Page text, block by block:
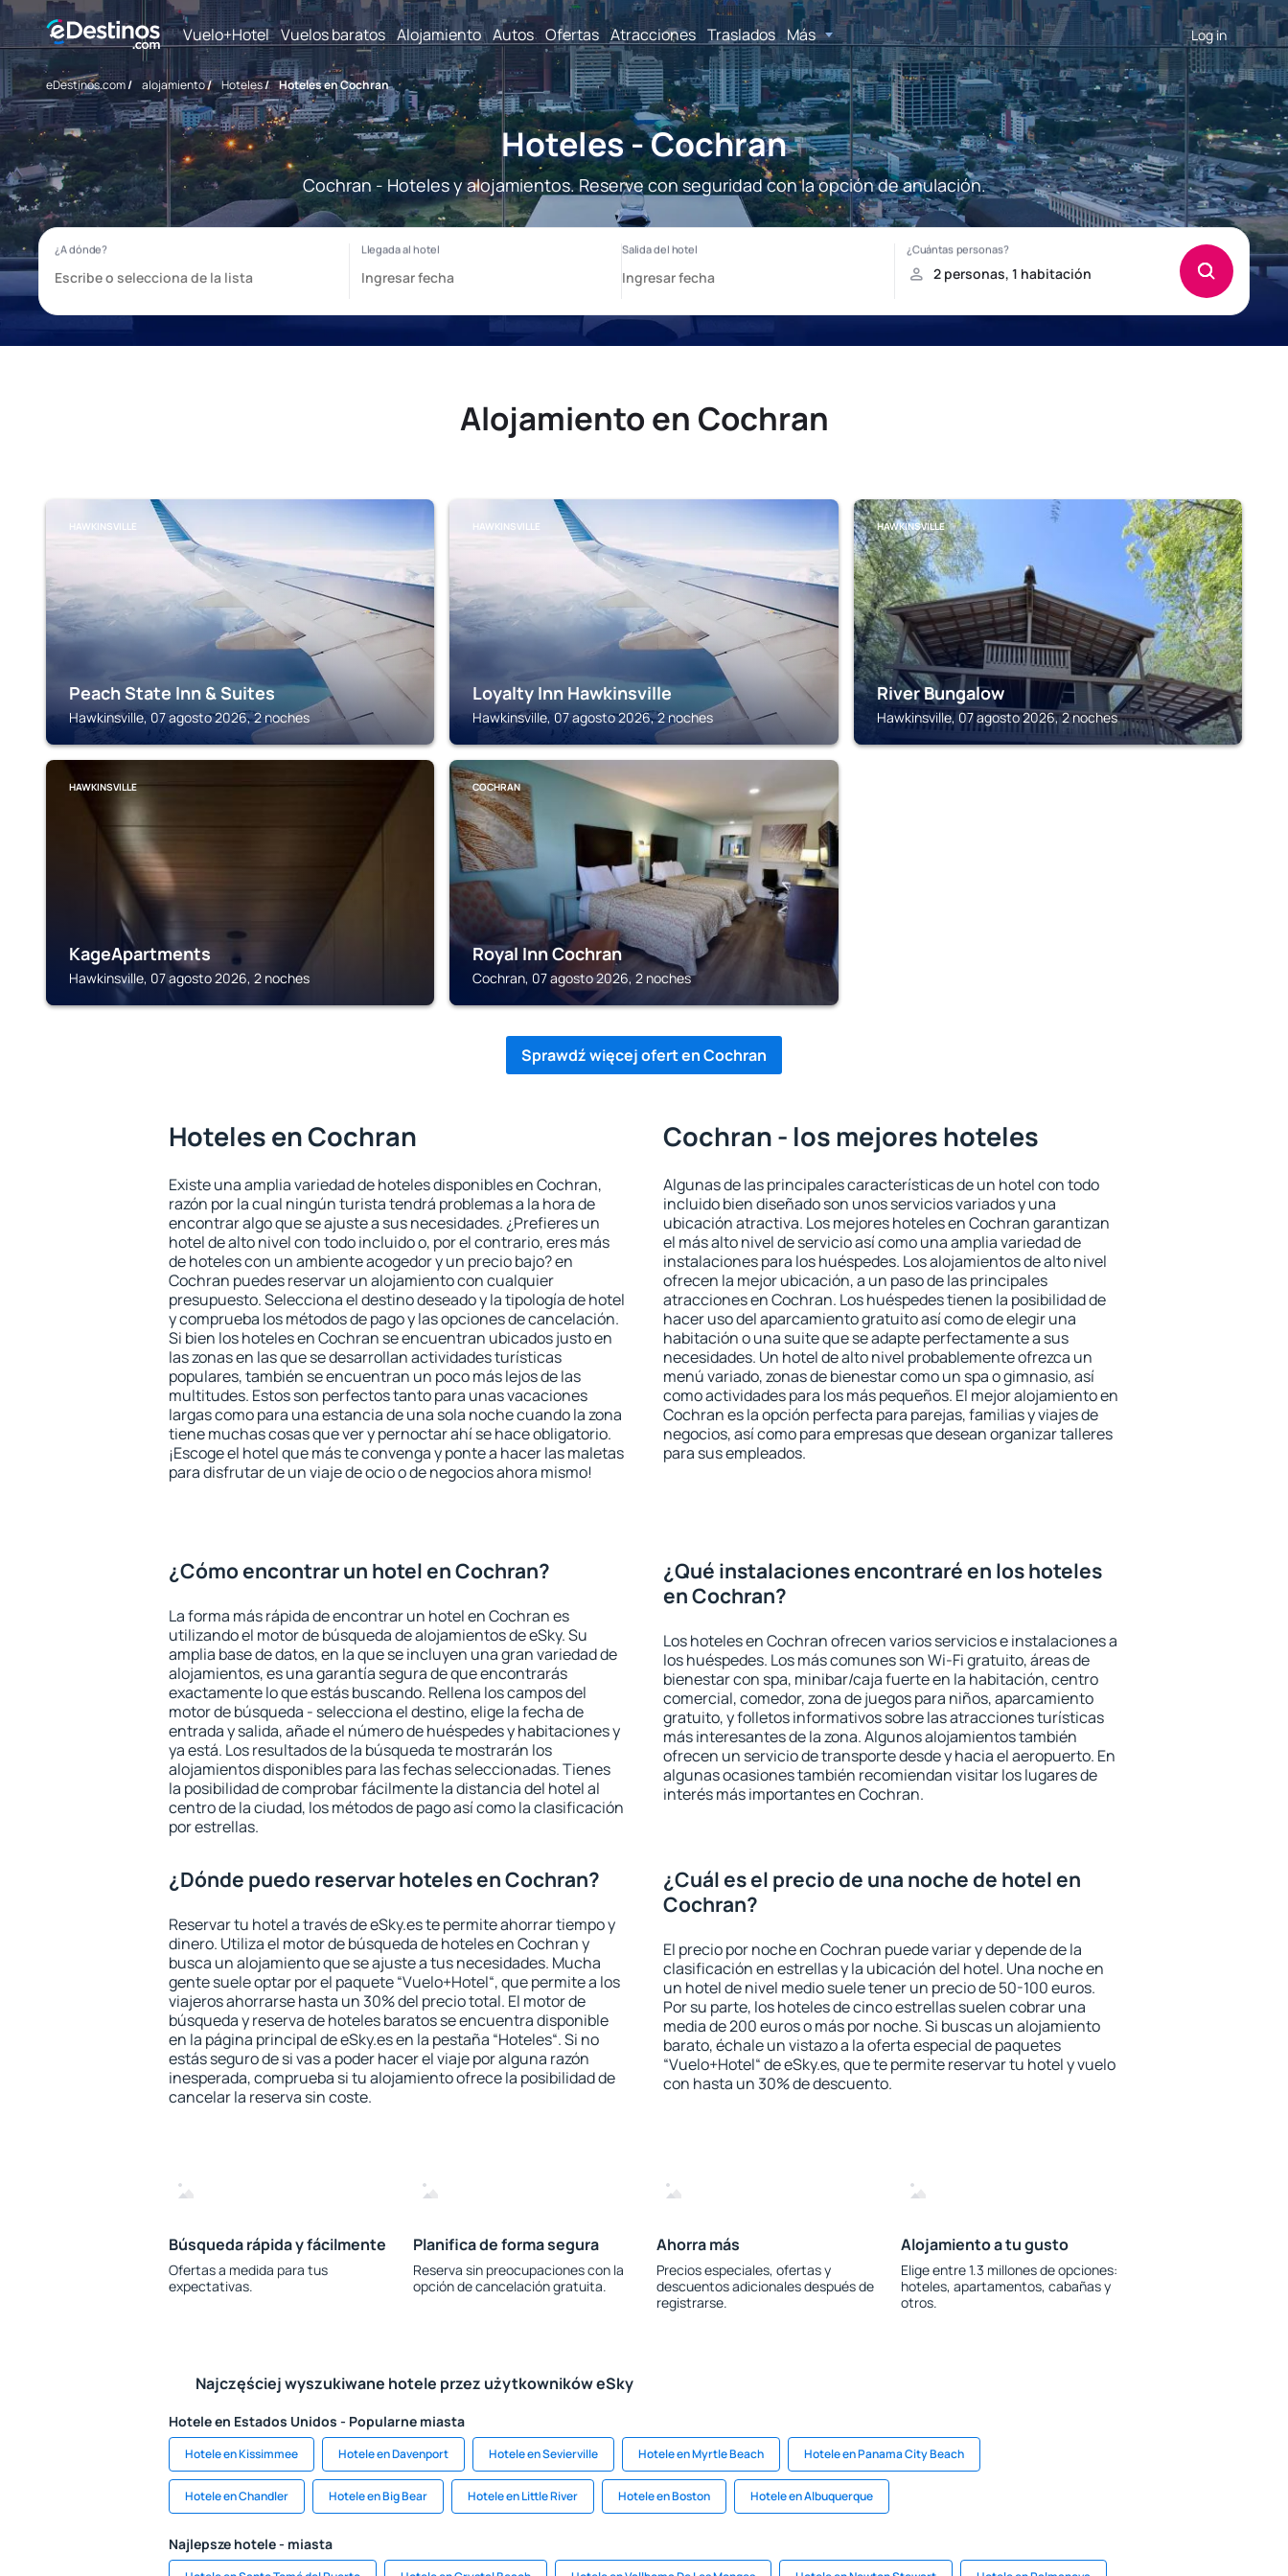
Vuelo+Hotel Vuelos baratos Alojamiento Autos Ofertas Atracciones Traslados Más Log in
eDestinos.com/ alojamiento/ Hoteles/ Hoteles en Cochran
Hoteles - Cochran
Cochran - Hoteles y alojamientos. Reserve con seguridad con la opción de anulación.
Alojamiento en Cochran
HAWKINSVILLE
Peach State Inn & Suites
Hawkinsville, 07 agosto 2026, 2 noches
HAWKINSVILLE
Loyalty Inn Hawkinsville
Hawkinsville, 07 agosto 2026, 2 noches
HAWKINSVILLE
River Bungalow
Hawkinsville, 07 agosto 2026, 2 noches
HAWKINSVILLE
KageApartments
Hawkinsville, 07 agosto 2026, 2 noches
COCHRAN
Royal Inn Cochran
Cochran, 07 agosto 2026, 2 noches
Sprawdź więcej ofert en Cochran
Hoteles en Cochran
Existe una amplia variedad de hoteles disponibles en Cochran,
razón por la cual ningún turista tendrá problemas a la hora de
encontrar algo que se ajuste a sus necesidades. ¿Prefieres un
hotel de alto nivel con todo incluido o, por el contrario, eres más
de hoteles con un ambiente acogedor y un precio bajo? en
Cochran puedes reservar un alojamiento con cualquier
presupuesto. Selecciona el destino deseado y la tipología de hotel
y comprueba los métodos de pago y las opciones de cancelación.
Si bien los hoteles en Cochran se encuentran ubicados justo en
las zonas en las que se desarrollan actividades turísticas
populares, también se encuentran un poco más lejos de las
multitudes. Estos son perfectos tanto para unas vacaciones
largas como para una estancia de una sola noche cuando la zona
tiene muchas cosas que ver y pernoctar ahí se hace obligatorio.
¡Escoge el hotel que más te convenga y ponte a hacer las maletas
para disfrutar de un viaje de ocio o de negocios ahora mismo!
Cochran - los mejores hoteles
Algunas de las principales características de un hotel con todo
incluido bien diseñado son unos servicios variados y una
ubicación atractiva. Los mejores hoteles en Cochran garantizan
el más alto nivel de servicio así como una amplia variedad de
instalaciones para los huéspedes. Los alojamientos de alto nivel
ofrecen la mejor ubicación, a un paso de las principales
atracciones en Cochran. Los huéspedes tienen la posibilidad de
hacer uso del aparcamiento gratuito así como de elegir una
habitación o una suite que se adapte perfectamente a sus
necesidades. Un hotel de alto nivel probablemente ofrezca un
menú variado, zonas de bienestar como un spa o gimnasio, así
como actividades para los más pequeños. El mejor alojamiento en
Cochran es la opción perfecta para parejas, familias y viajes de
negocios, así como para empresas que desean organizar talleres
para sus empleados.
¿Cómo encontrar un hotel en Cochran?
La forma más rápida de encontrar un hotel en Cochran es
utilizando el motor de búsqueda de alojamientos de eSky. Su
amplia base de datos, en la que se incluyen una gran variedad de
alojamientos, es una garantía segura de que encontrarás
exactamente lo que estás buscando. Rellena los campos del
motor de búsqueda - selecciona el destino, elige la fecha de
entrada y salida, añade el número de huéspedes y habitaciones y
ya está. Los resultados de la búsqueda te mostrarán los
alojamientos disponibles para las fechas seleccionadas. Tienes
la posibilidad de comprobar fácilmente la distancia del hotel al
centro de la ciudad, los métodos de pago así como la clasificación
por estrellas.
¿Qué instalaciones encontraré en los hoteles
en Cochran?
Los hoteles en Cochran ofrecen varios servicios e instalaciones a
los huéspedes. Los más comunes son Wi-Fi gratuito, áreas de
bienestar con spa, minibar/caja fuerte en la habitación, centro
comercial, comedor, zona de juegos para niños, aparcamiento
gratuito, y folletos informativos sobre las atracciones turísticas
más interesantes de la zona. Algunos alojamientos también
ofrecen un servicio de transporte desde y hacia el aeropuerto. En
algunas ocasiones también recomiendan visitar los lugares de
interés más importantes en Cochran.
¿Dónde puedo reservar hoteles en Cochran?
Reservar tu hotel a través de eSky.es te permite ahorrar tiempo y
dinero. Utiliza el motor de búsqueda de hoteles en Cochran y
busca un alojamiento que se ajuste a tus necesidades. Mucha
gente suele optar por el paquete “Vuelo+Hotel“, que permite a los
viajeros ahorrarse hasta un 30% del precio total. El motor de
búsqueda y reserva de hoteles baratos se encuentra disponible
en la página principal de eSky.es en la pestaña “Hoteles“. Si no
estás seguro de si vas a poder hacer el viaje por alguna razón
inesperada, comprueba si tu alojamiento ofrece la posibilidad de
cancelar la reserva sin coste.
¿Cuál es el precio de una noche de hotel en
Cochran?
El precio por noche en Cochran puede variar y depende de la
clasificación en estrellas y la ubicación del hotel. Una noche en
un hotel de nivel medio suele tener un precio de 50-100 euros.
Por su parte, los hoteles de cinco estrellas suelen cobrar una
media de 200 euros o más por noche. Si buscas un alojamiento
barato, échale un vistazo a la oferta especial de paquetes
“Vuelo+Hotel“ de eSky.es, que te permite reservar tu hotel y vuelo
con hasta un 30% de descuento.
Búsqueda rápida y fácilmente
Ofertas a medida para tus
expectativas.
Planifica de forma segura
Reserva sin preocupaciones con la
opción de cancelación gratuita.
Ahorra más
Precios especiales, ofertas y
descuentos adicionales después de
registrarse.
Alojamiento a tu gusto
Elige entre 1.3 millones de opciones:
hoteles, apartamentos, cabañas y
otros.
Najczęściej wyszukiwane hotele przez użytkowników eSky
Hotele en Estados Unidos - Popularne miasta
Hotele en Kissimmee Hotele en Davenport Hotele en Sevierville Hotele en Myrtle Beach Hotele en Panama City Beach
Hotele en Chandler Hotele en Big Bear Hotele en Little River Hotele en Boston Hotele en Albuquerque
Najlepsze hotele - miasta